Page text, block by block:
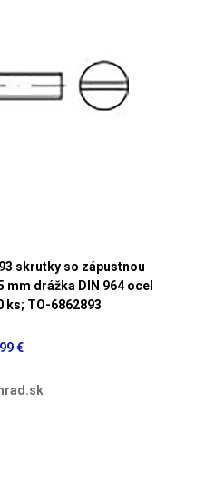
skrutky so zápustnou
drážka DIN 964 ocel
ks; TO-6862893
€